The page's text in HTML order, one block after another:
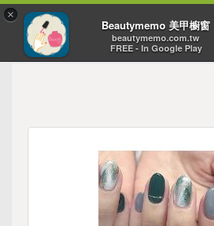
×
Beautymemo 美甲櫥窗
beautymemo.com.tw
FREE - In Google Play